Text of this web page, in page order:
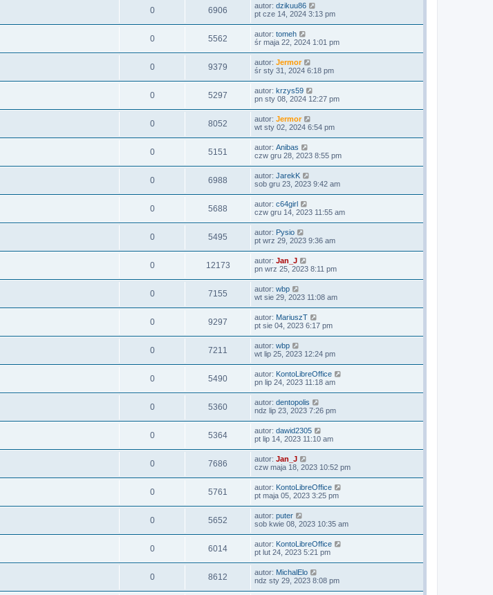
0 6906 autor: dzikuu86
pt cze 14, 2024 3:13 pm
0 5562 autor: tomeh
śr maja 22, 2024 1:01 pm
0 9379 autor: Jermor
śr sty 31, 2024 6:18 pm
0 5297 autor: krzys59
pn sty 08, 2024 12:27 pm
0 8052 autor: Jermor
wt sty 02, 2024 6:54 pm
0 5151 autor: Anibas
czw gru 28, 2023 8:55 pm
0 6988 autor: JarekK
sob gru 23, 2023 9:42 am
0 5688 autor: c64girl
czw gru 14, 2023 11:55 am
0 5495 autor: Pysio
pt wrz 29, 2023 9:36 am
0 12173 autor: Jan_J
pn wrz 25, 2023 8:11 pm
0 7155 autor: wbp
wt sie 29, 2023 11:08 am
0 9297 autor: MariuszT
pt sie 04, 2023 6:17 pm
0 7211 autor: wbp
wt lip 25, 2023 12:24 pm
0 5490 autor: KontoLibreOffice
pn lip 24, 2023 11:18 am
0 5360 autor: dentopolis
ndz lip 23, 2023 7:26 pm
0 5364 autor: dawid2305
pt lip 14, 2023 11:10 am
0 7686 autor: Jan_J
czw maja 18, 2023 10:52 pm
0 5761 autor: KontoLibreOffice
pt maja 05, 2023 3:25 pm
0 5652 autor: puter
sob kwie 08, 2023 10:35 am
0 6014 autor: KontoLibreOffice
pt lut 24, 2023 5:21 pm
0 8612 autor: MichalElo
ndz sty 29, 2023 8:08 pm